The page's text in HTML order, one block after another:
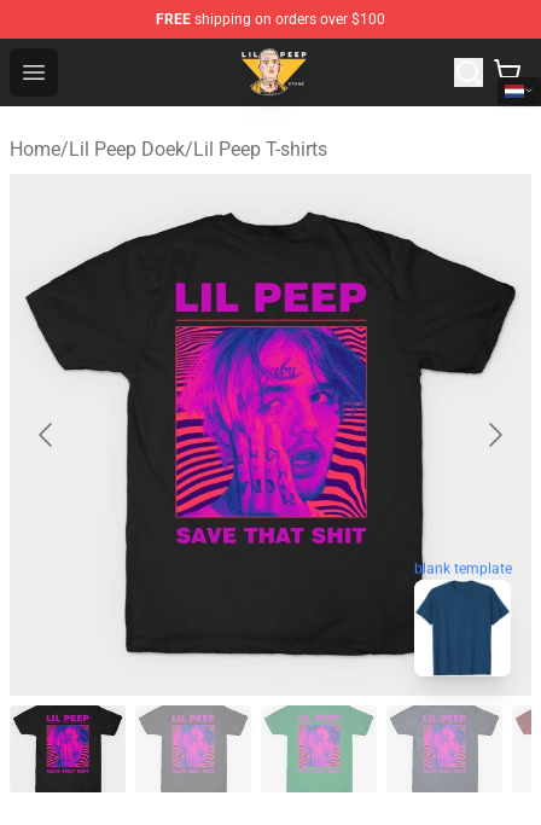
FREE shipping on orders over $100
Open menu
Lil Peep Store - Official Lil Peep Merchandise Shop
Home/Lil Peep Doek/Lil Peep T-shirts
blank template